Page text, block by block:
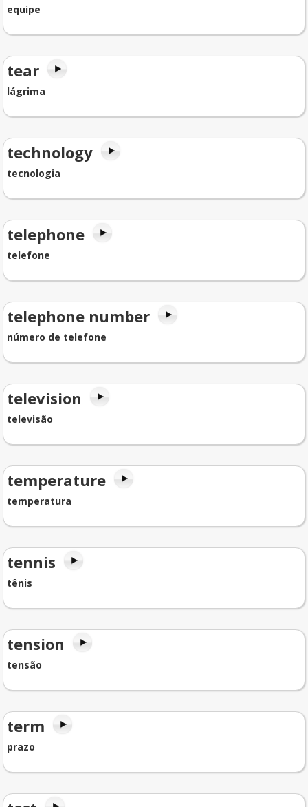
equipe
tear
lágrima
technology
tecnologia
telephone
telefone
telephone number
número de telefone
television
televisão
temperature
temperatura
tennis
tênis
tension
tensão
term
prazo